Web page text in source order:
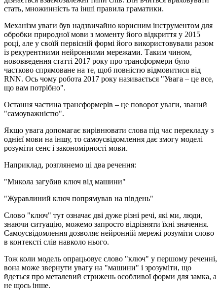
стать, множинність та інші правила граматики.
Механізм уваги був надзвичайно корисним інструментом для
обробки природної мови з моменту його відкриття у 2015
році, але у своїй первісній формі його використовували разом
із рекурентними нейронними мережами. Таким чином,
нововведення статті 2017 року про трансформери було
частково спрямоване на те, щоб повністю відмовитися від
RNN. Ось чому робота 2017 року називається "Увага – це все,
що вам потрібно".
Остання частина трансформерів – це поворот уваги, званий
"самоуважністю".
Якщо увага допомагає вирівнювати слова під час перекладу з
однієї мови на іншу, то самоусвідомлення дає змогу моделі
розуміти сенс і закономірності мови.
Наприклад, розглянемо ці два речення:
"Микола загубив ключ від машини"
"Журавлиний ключ попрямував на південь"
Слово "ключ" тут означає дві дуже різні речі, які ми, люди,
знаючи ситуацію, можемо запросто відрізняти їхні значення.
Самоусвідомлення дозволяє нейронній мережі розуміти слово
в контексті слів навколо нього.
Тож коли модель опрацьовує слово "ключ" у першому реченні,
вона може звернути увагу на "машини" і зрозуміти, що
йдеться про металевий стрижень особливої форми для замка, а
не щось інше.